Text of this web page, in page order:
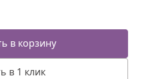
в корзину
в 1 клик